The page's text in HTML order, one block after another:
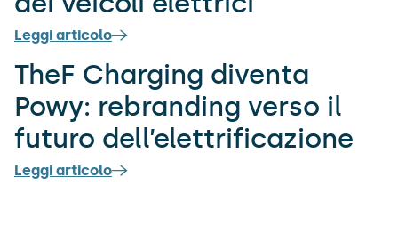
Leggi articolo
TheF Charging diventa
Powy: rebranding verso il
futuro dell’elettrificazione
Leggi articolo